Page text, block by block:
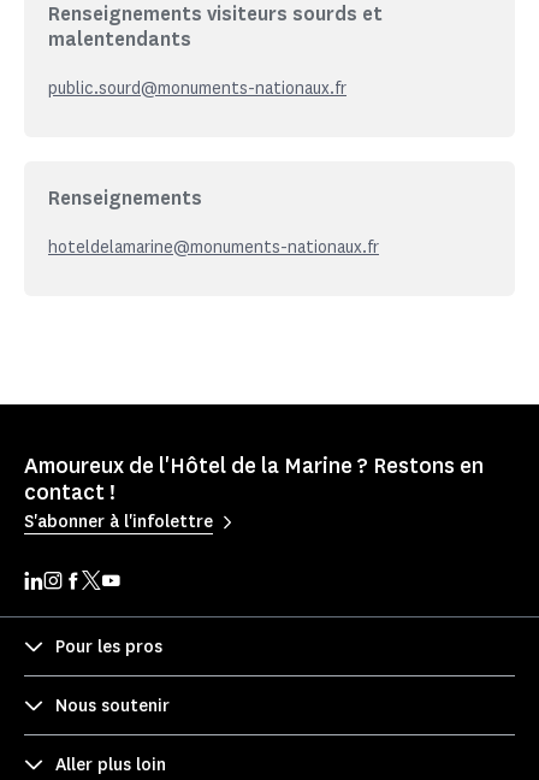
Renseignements visiteurs sourds et
malentendants
public.sourd@monuments-nationaux.fr
Renseignements
hoteldelamarine@monuments-nationaux.fr
Amoureux de l'Hôtel de la Marine ? Restons en
contact !
S'abonner à l'infolettre
Pour les pros
Nous soutenir
Aller plus loin